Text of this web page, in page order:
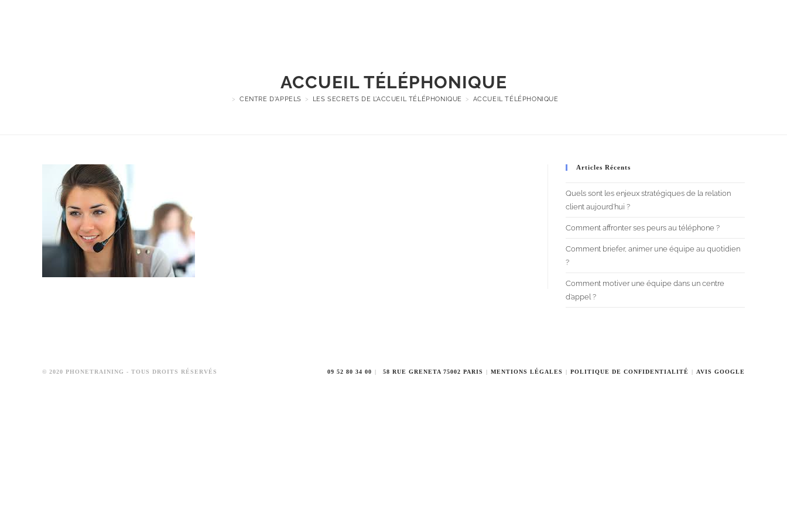
ACCUEIL TÉLÉPHONIQUE
> CENTRE D'APPELS > LES SECRETS DE L’ACCUEIL TÉLÉPHONIQUE > ACCUEIL TÉLÉPHONIQUE
Articles Récents
Quels sont les enjeux stratégiques de la relation
client aujourd’hui ?
Comment affronter ses peurs au téléphone ?
Comment briefer, animer une équipe au quotidien
?
Comment motiver une équipe dans un centre
d’appel ?
09 52 80 34 00 58 RUE GRENETA 75002 PARIS MENTIONS LÉGALES POLITIQUE DE CONFIDENTIALITÉ AVIS GOOGLE
© 2020 PHONETRAINING - TOUS DROITS RÉSERVÉS